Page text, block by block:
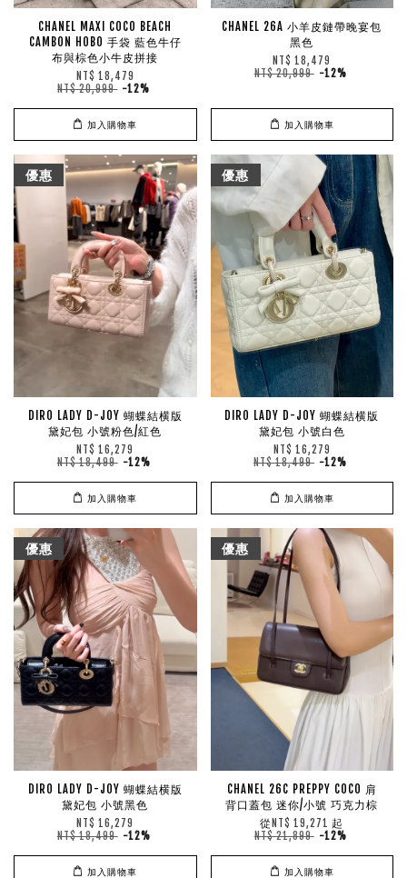
CHANEL MAXI COCO BEACH
CAMBON HOBO 手袋 藍色牛仔
布與棕色小牛皮拼接
NT$ 18,479
NT$ 20,999 -12%
加入購物車
CHANEL 26A 小羊皮鏈帶晚宴包
黑色
NT$ 18,479
NT$ 20,999 -12%
加入購物車
優惠
DIRO LADY D-JOY 蝴蝶結横版
黛妃包 小號粉色/紅色
NT$ 16,279
NT$ 18,499 -12%
加入購物車
優惠
DIRO LADY D-JOY 蝴蝶結横版
黛妃包 小號白色
NT$ 16,279
NT$ 18,499 -12%
加入購物車
優惠
DIRO LADY D-JOY 蝴蝶結横版
黛妃包 小號黑色
NT$ 16,279
NT$ 18,499 -12%
加入購物車
優惠
CHANEL 26C PREPPY COCO 肩
背口蓋包 迷你/小號 巧克力棕
從 NT$ 19,271 起
NT$ 21,899 -12%
加入購物車